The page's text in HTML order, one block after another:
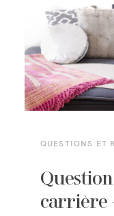
QUESTIONS ET
carrière